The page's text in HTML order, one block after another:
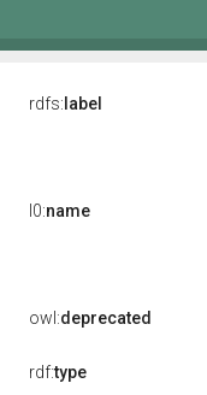
rdfs: label
l0:name
owl:deprecated
rdf:type